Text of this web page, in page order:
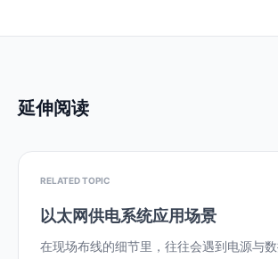
延伸阅读
RELATED TOPIC
以太网供电系统应用场景
在现场布线的细节里，往往会遇到电源与